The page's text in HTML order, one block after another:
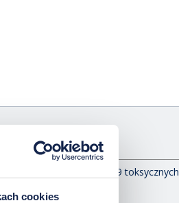
cookies
odżywczych, 9 toksycznych